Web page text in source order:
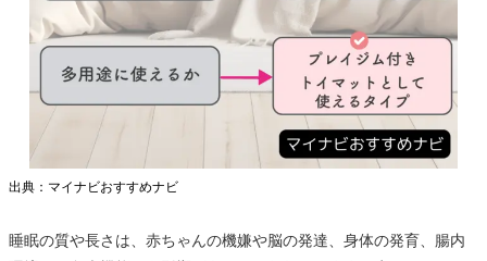
出典：マイナビおすすめナビ
睡眠の質や長さは、赤ちゃんの機嫌や脳の発達、身体の発育、腸内